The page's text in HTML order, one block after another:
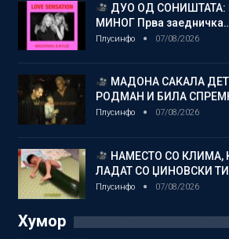
ДУО ОД
МИНОГ Прва
Плусинфо 07/08/2026
МАДОНА САКАЛА
РОДМАН И БИЛА
Плусинфо 07/08/2026
НАМЕСТО СО КЛИМА,
ЛАДАТ СО ЏИНОВСКИ
Плусинфо 07/08/2026
Хумор